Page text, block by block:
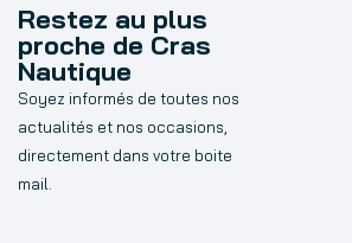
Restez au plus
proche de Cras
Nautique
Soyez informés de toutes nos
actualités et nos occasions,
directement dans votre boite
mail.